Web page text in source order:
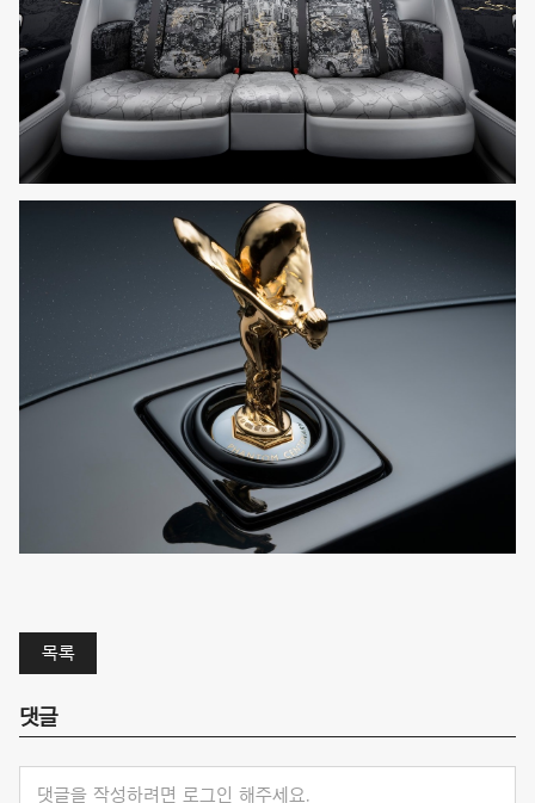
목록
댓글
댓글을 작성하려면 로그인 해주세요.